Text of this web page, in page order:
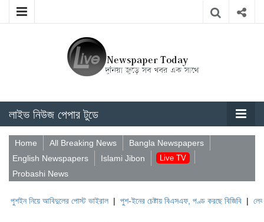
লাইভ নিউজ পেপার টুডে
Home All Breaking News
Bangla Newspapers
English Newspapers
Islami Jibon Live TV
Probashi News
আবিদুলের পোস্ট ভাইরাল|পুশ-ইনের চেষ্টায় বিএসএফ, পণ্ড করছে বিজিবি| লেবাননের